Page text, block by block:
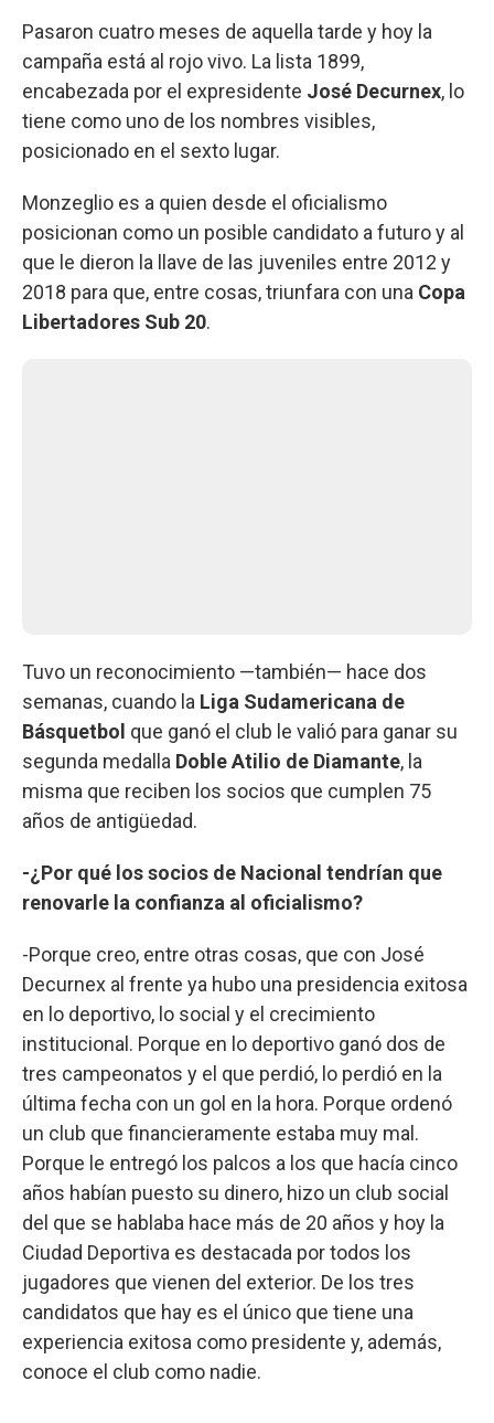
Pasaron cuatro meses de aquella tarde y hoy la
campaña está al rojo vivo. La lista 1899,
encabezada por el expresidente José Decurnex, lo
tiene como uno de los nombres visibles,
posicionado en el sexto lugar.
Monzeglio es a quien desde el oficialismo
posicionan como un posible candidato a futuro y al
que le dieron la llave de las juveniles entre 2012 y
2018 para que, entre cosas, triunfara con una Copa
Libertadores Sub 20.
Tuvo un reconocimiento —también— hace dos
semanas, cuando la Liga Sudamericana de
Básquetbol que ganó el club le valió para ganar su
segunda medalla Doble Atilio de Diamante, la
misma que reciben los socios que cumplen 75
años de antigüedad.
-¿Por qué los socios de Nacional tendrían que
renovarle la confianza al oficialismo?
-Porque creo, entre otras cosas, que con José
Decurnex al frente ya hubo una presidencia exitosa
en lo deportivo, lo social y el crecimiento
institucional. Porque en lo deportivo ganó dos de
tres campeonatos y el que perdió, lo perdió en la
última fecha con un gol en la hora. Porque ordenó
un club que financieramente estaba muy mal.
Porque le entregó los palcos a los que hacía cinco
años habían puesto su dinero, hizo un club social
del que se hablaba hace más de 20 años y hoy la
Ciudad Deportiva es destacada por todos los
jugadores que vienen del exterior. De los tres
candidatos que hay es el único que tiene una
experiencia exitosa como presidente y, además,
conoce el club como nadie.